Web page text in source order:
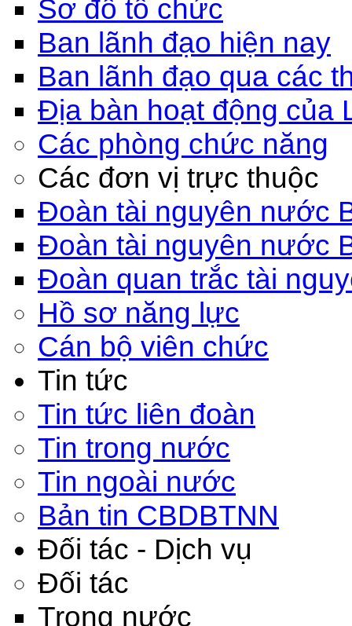
Sơ đồ tổ chức
Ban lãnh đạo hiện nay
Ban lãnh đạo qua các
Địa bàn hoạt động của
Các phòng chức năng
Các đơn vị trực thuộc
Đoàn tài nguyên nước
Đoàn tài nguyên nước
Đoàn quan trắc tài
Hồ sơ năng lực
Cán bộ viên chức
Tin tức
Tin tức liên đoàn
Tin trong nước
Tin ngoài nước
Bản tin CBDBTNN
Đối tác - Dịch vụ
Đối tác
Trong nước